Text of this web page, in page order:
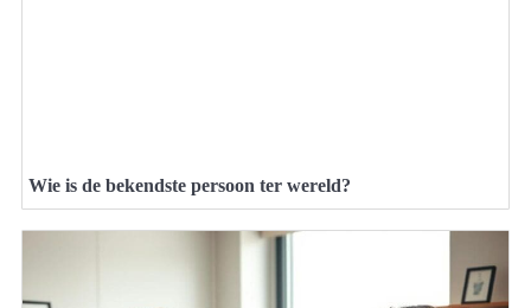
Wie is de bekendste persoon ter wereld?